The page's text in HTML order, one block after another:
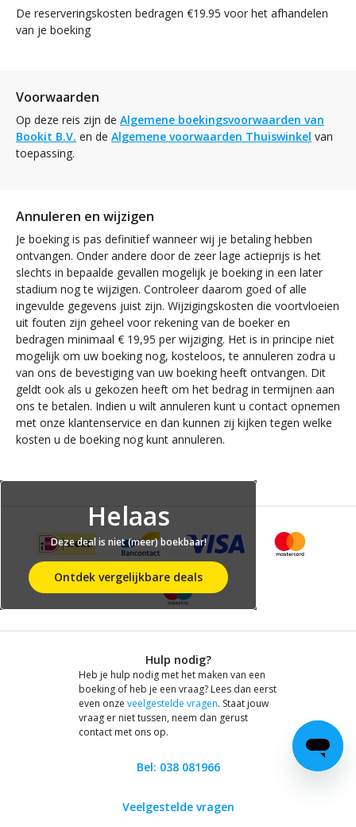
De reserveringskosten bedragen €19.95 voor het afhandelen
van je boeking
Voorwaarden
Op deze reis zijn de Algemene boekingsvoorwaarden van
Bookit B.V. en de Algemene voorwaarden Thuiswinkel van
toepassing.
Annuleren en wijzigen
Je boeking is pas definitief wanneer wij je betaling hebben
ontvangen. Onder andere door de zeer lage actieprijs is het
slechts in bepaalde gevallen mogelijk je boeking in een later
stadium nog te wijzigen. Controleer daarom goed of alle
ingevulde gegevens juist zijn. Wijzigingskosten die voortvloeien
uit fouten zijn geheel voor rekening van de boeker en
bedragen minimaal € 19,95 per wijziging. Het is in principe niet
mogelijk om uw boeking nog, kosteloos, te annuleren zodra u
van ons de bevestiging van uw boeking heeft ontvangen. Dit
geldt ook als u gekozen heeft om het bedrag in termijnen aan
ons te betalen. Indien u wilt annuleren kunt u contact opnemen
met onze klantenservice en dan kunnen zij kijken tegen welke
kosten u de boeking nog kunt annuleren.
Helaas
Deze deal is niet (meer) boekbaar!
Ontdek vergelijkbare deals
Hulp nodig?
Heb je hulp nodig met het maken van een
boeking of heb je een vraag? Lees dan eerst
even onze veelgestelde vragen. Staat jouw
vraag er niet tussen, neem dan gerust
contact met ons op.
Bel: 038 081966
Veelgestelde vragen